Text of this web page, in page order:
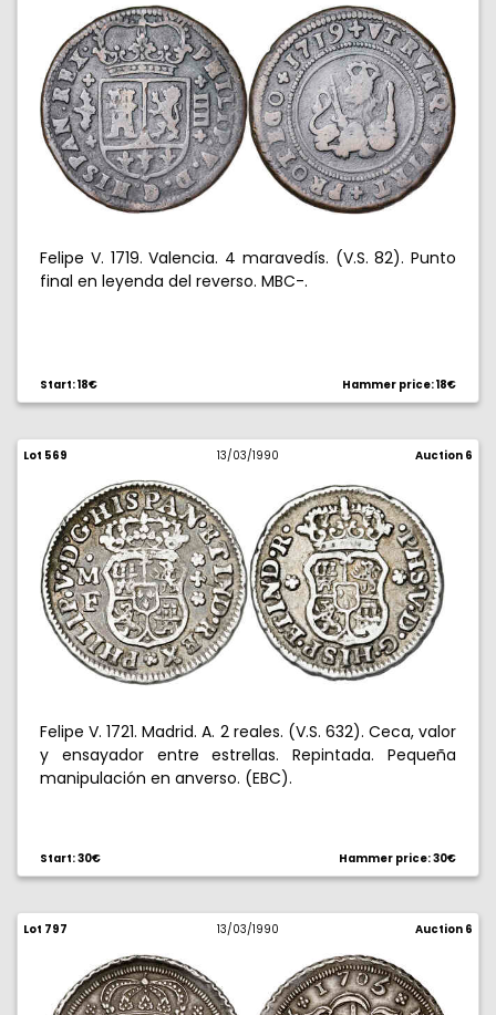
Felipe V. 1719. Valencia. 4 maravedís. (V.S. 82). Punto
final en leyenda del reverso. MBC-.
Start: 18€ Hammer price: 18€
Lot 569 13/03/1990 Auction 6
Felipe V. 1721. Madrid. A. 2 reales. (V.S. 632). Ceca, valor
y ensayador entre estrellas. Repintada. Pequeña
manipulación en anverso. (EBC).
Start: 30€ Hammer price: 30€
Lot 797 13/03/1990 Auction 6